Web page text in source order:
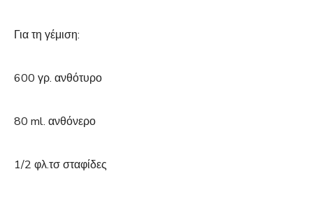
Για τη γέμιση:
600 γρ. ανθότυρο
80 ml. ανθόνερο
1/2 φλ.τσ σταφίδες